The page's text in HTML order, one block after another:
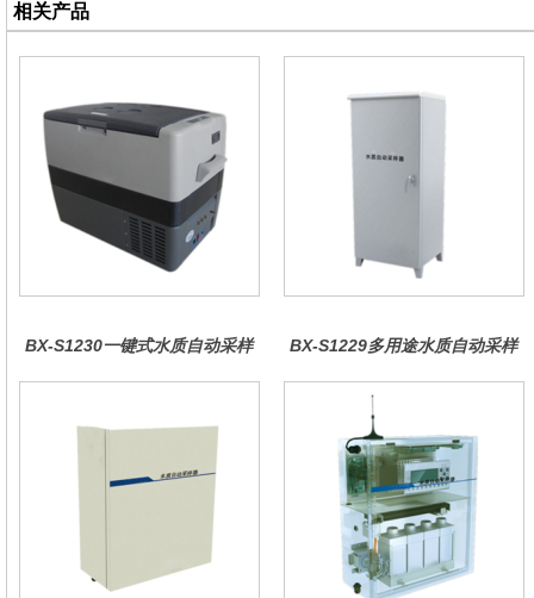
相关产品
BX-S1230一键式水质自动采样
BX-S1229多用途水质自动采样